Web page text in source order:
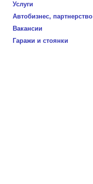
Услуги
Автобизнес, партнерство
Вакансии
Гаражи и стоянки